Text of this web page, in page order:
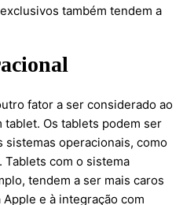
também tendem a
fator a ser considerado ao
Os tablets podem ser
operacionais, como
Tablets com o sistema
tendem a ser mais caros
e à integração com